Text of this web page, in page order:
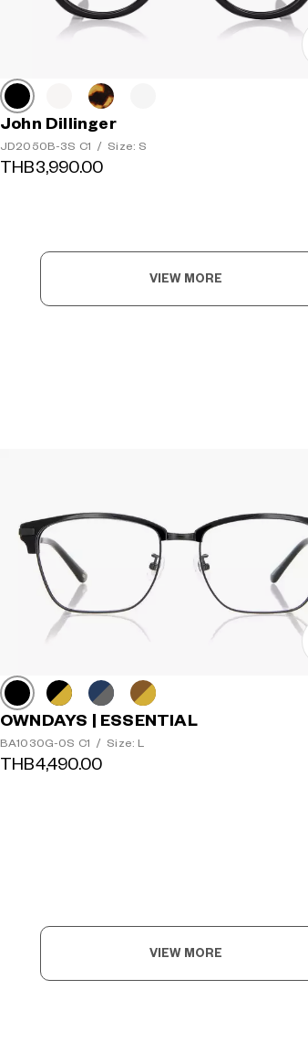
John Dillinger
JD2050B-3S C1 / Size: S
THB3,990.00
VIEW MORE
OWNDAYS | ESSENTIAL
BA1030G-0S C1 / Size: L
THB4,490.00
VIEW MORE